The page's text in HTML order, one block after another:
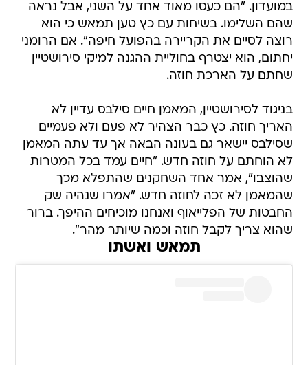
במועדון. "הם כעסו מאוד אחד על השני, אבל נראה
שהם השלימו. בשיחות עם כץ טען תמאש כי הוא
רוצה לסיים את הקריירה בהפועל חיפה". אם הרומני
יחתום, הוא יצטרף בחוליית ההגנה למיקי סירושטיין
שחתם על הארכת חוזה.
בניגוד לסירושטיין, המאמן חיים סילבס עדיין לא
האריך חוזה. כץ כבר הצהיר לא פעם ולא פעמיים
שסילבס יישאר גם בעונה הבאה אך עד עתה המאמן
לא הוחתם על חוזה חדש. "חיים עמד בכל המטרות
שהוצבו", אמר אחד השחקנים שהתפלא מכך
שהמאמן לא זכה לחוזה חדש. "אמרו שנהיה שק
החבטות של הפלייאוף ואנחנו מוכיחים ההיפך. ברור
שהוא צריך לקבל חוזה וכמה שיותר מהר".
תמאש ואשתו